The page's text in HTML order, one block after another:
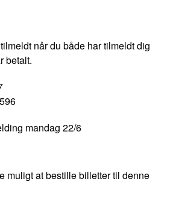
når du både har tilmeldt dig
betalt.
mandag 22/6
muligt at bestille billetter til denne